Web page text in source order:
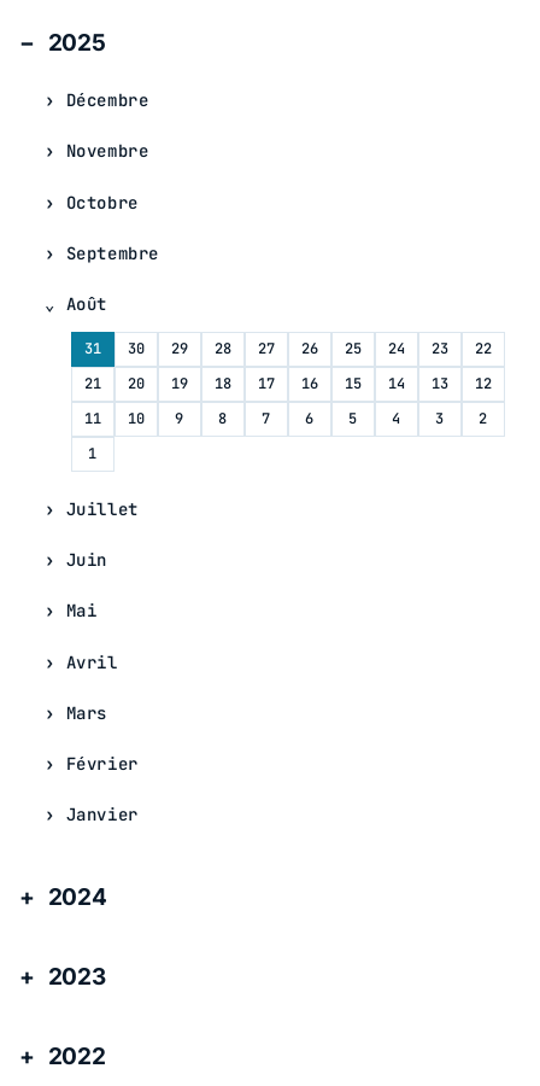
2025
Décembre
Novembre
Octobre
Septembre
Août
31 30 29 28 27 26 25 24 23
22
21
20 19 18 17 16 15 14 13
12
11
10 9 8 7 6 5 4 3
2
1
Juillet
Juin
Mai
Avril
Mars
Février
Janvier
2024
2023
2022